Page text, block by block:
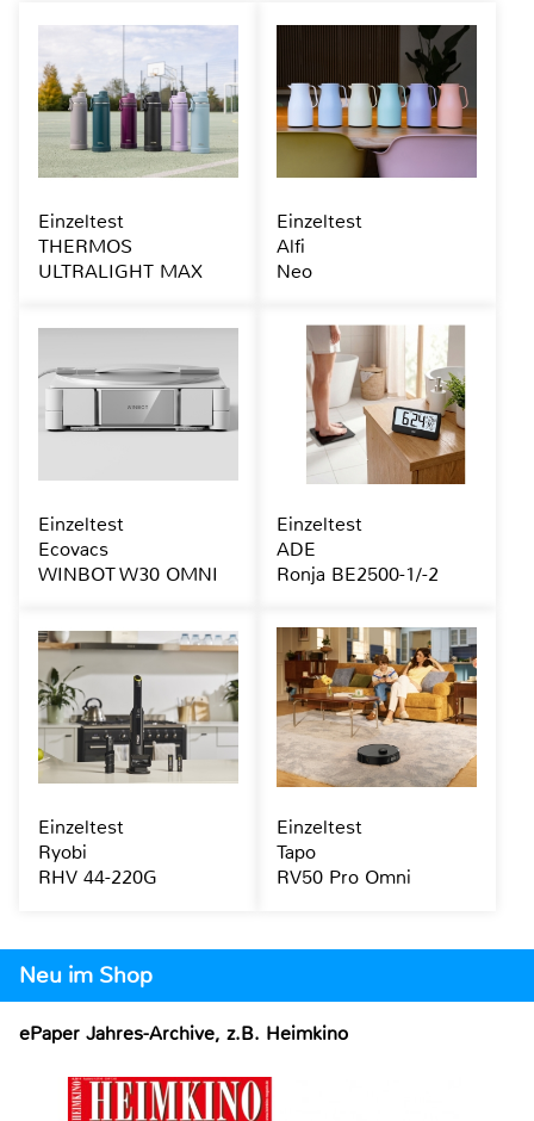
Neu im Shop
ePaper Jahres-Archive, z.B. Heimkino
Einzeltest
THERMOS
ULTRALIGHT MAX
Einzeltest
Alfi
Neo
Einzeltest
Ecovacs
WINBOT W30 OMNI
Einzeltest
ADE
Ronja BE2500-1/-2
Einzeltest
Ryobi
RHV 44-220G
Einzeltest
Tapo
RV50 Pro Omni